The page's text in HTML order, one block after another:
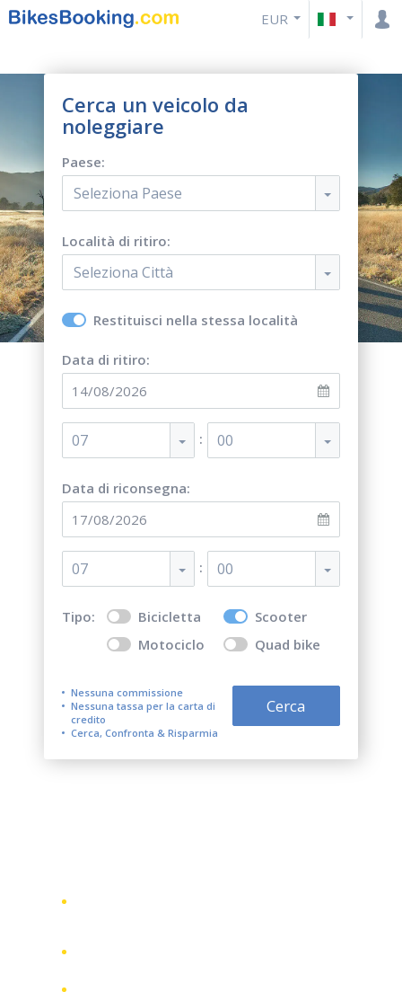
EUR
Cerca un veicolo da
noleggiare
Paese:
Seleziona Paese
Località di ritiro:
Seleziona Città
Restituisci nella stessa località
Data di ritiro:
07 : 00
Data di riconsegna:
07 : 00
Tipo: Bicicletta
Scooter
Motociclo
Quad bike
Nessuna commissione
Nessuna tassa per la carta di
credito
Cerca, Confronta & Risparmia
Cerca